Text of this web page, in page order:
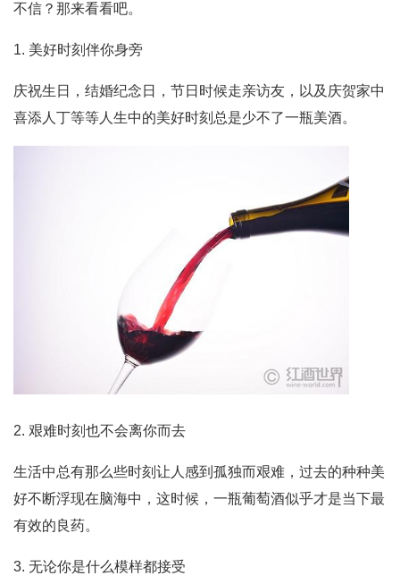
不信？那来看看吧。
1. 美好时刻伴你身旁
庆祝生日，结婚纪念日，节日时候走亲访友，以及庆贺家中
喜添人丁等等人生中的美好时刻总是少不了一瓶美酒。
2. 艰难时刻也不会离你而去
生活中总有那么些时刻让人感到孤独而艰难，过去的种种美
好不断浮现在脑海中，这时候，一瓶葡萄酒似乎才是当下最
有效的良药。
3. 无论你是什么模样都接受